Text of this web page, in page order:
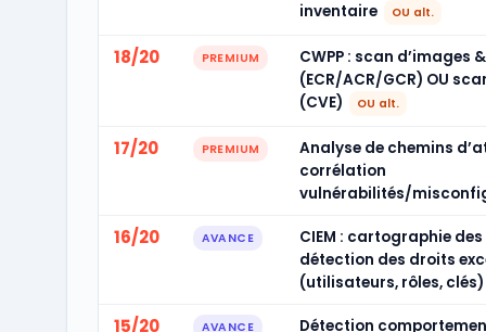
inventaire
OU alt.
18/20 PREMIUM
CWPP : scan d’images
(ECR/ACR/GCR) OU
(CVE)
OU alt.
17/20 PREMIUM
Analyse de chemins
corrélation
vulnérabilités/
16/20 AVANCE
CIEM : cartographie
détection des droits
(utilisateurs, rôles, clés)
15/20 AVANCE
Détection